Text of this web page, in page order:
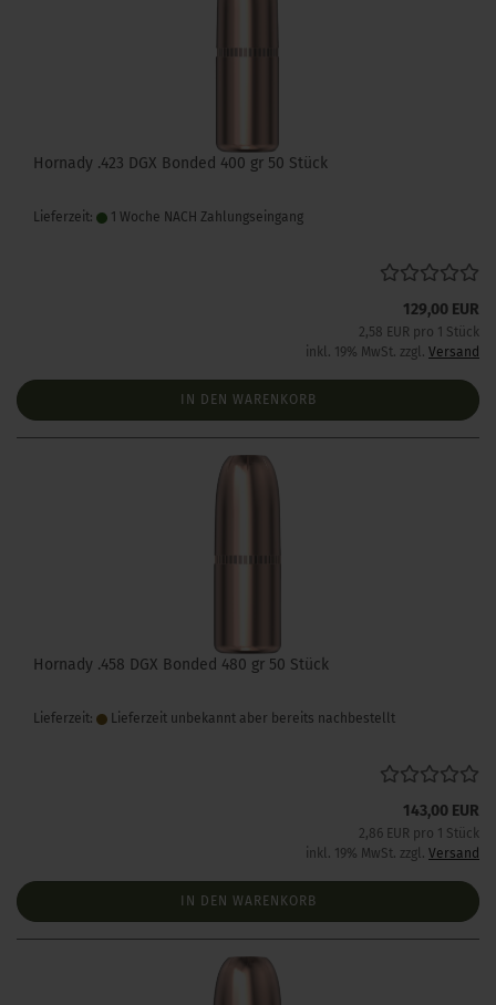
Hornady .423 DGX Bonded 400 gr 50 Stück
Lieferzeit: 1 Woche NACH Zahlungseingang
129,00 EUR
2,58 EUR pro 1 Stück
inkl. 19% MwSt. zzgl. Versand
IN DEN WARENKORB
Hornady .458 DGX Bonded 480 gr 50 Stück
Lieferzeit: Lieferzeit unbekannt aber bereits nachbestellt
143,00 EUR
2,86 EUR pro 1 Stück
inkl. 19% MwSt. zzgl. Versand
IN DEN WARENKORB